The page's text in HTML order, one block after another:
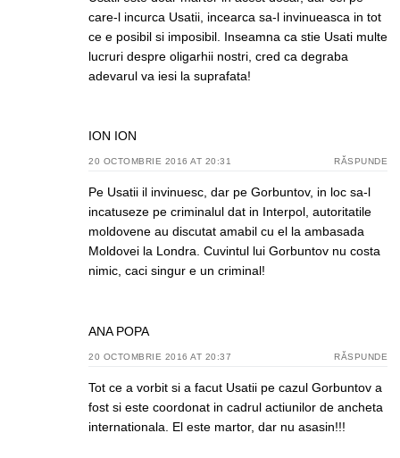
care-l incurca Usatii, incearca sa-l invinueasca in tot
ce e posibil si imposibil. Inseamna ca stie Usati multe
lucruri despre oligarhii nostri, cred ca degraba
adevarul va iesi la suprafata!
ION ION
20 OCTOMBRIE 2016 AT 20:31 RĂSPUNDE
Pe Usatii il invinuesc, dar pe Gorbuntov, in loc sa-l
incatuseze pe criminalul dat in Interpol, autoritatile
moldovene au discutat amabil cu el la ambasada
Moldovei la Londra. Cuvintul lui Gorbuntov nu costa
nimic, caci singur e un criminal!
ANA POPA
20 OCTOMBRIE 2016 AT 20:37 RĂSPUNDE
Tot ce a vorbit si a facut Usatii pe cazul Gorbuntov a
fost si este coordonat in cadrul actiunilor de ancheta
internationala. El este martor, dar nu asasin!!!